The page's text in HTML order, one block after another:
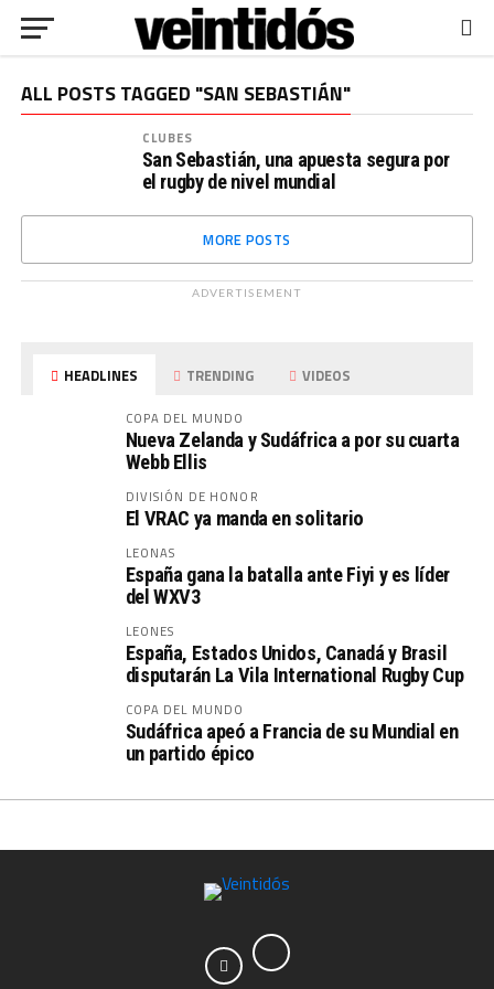
ALL POSTS TAGGED "SAN SEBASTIÁN"
CLUBES
San Sebastián, una apuesta segura por
el rugby de nivel mundial
MORE POSTS
ADVERTISEMENT
HEADLINES TRENDING VIDEOS
COPA DEL MUNDO
Nueva Zelanda y Sudáfrica a por su cuarta
Webb Ellis
DIVISIÓN DE HONOR
El VRAC ya manda en solitario
LEONAS
España gana la batalla ante Fiyi y es líder
del WXV3
LEONES
España, Estados Unidos, Canadá y Brasil
disputarán La Vila International Rugby Cup
COPA DEL MUNDO
Sudáfrica apeó a Francia de su Mundial en
un partido épico